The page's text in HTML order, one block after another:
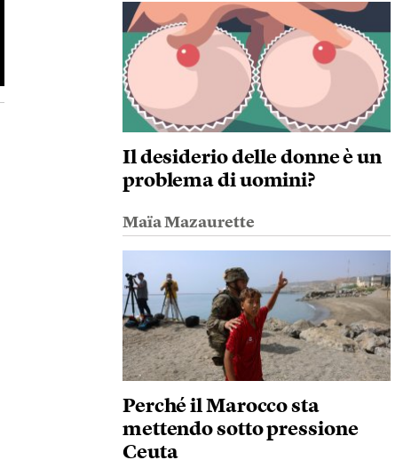
Il desiderio delle donne è un
problema di uomini?
Maïa Mazaurette
Perché il Marocco sta
mettendo sotto pressione
Ceuta